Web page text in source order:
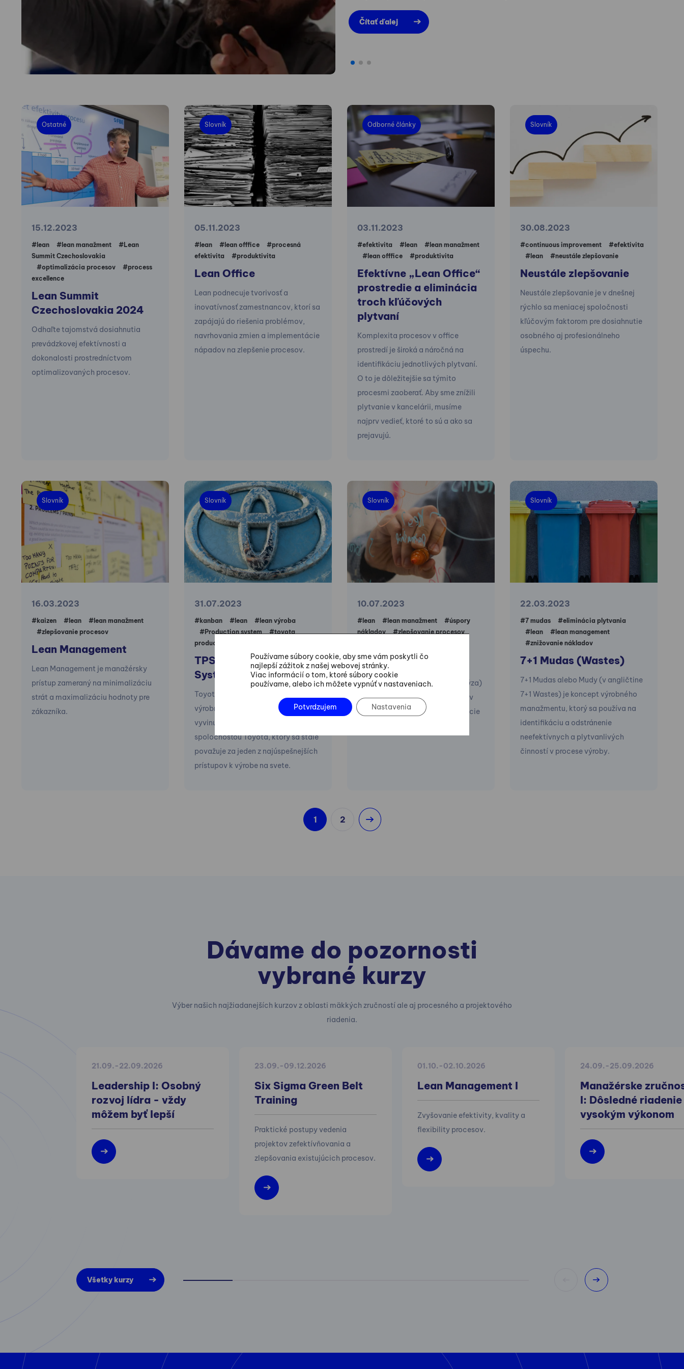
Čítať ďalej
Ostatné
15.12.2023
#lean #lean manažment
#Lean
Summit Czechoslovakia
#optimalizácia procesov
#process
excellence
Lean Summit
Czechoslovakia 2024
Odhaľte tajomstvá dosiahnutia
prevádzkovej efektívnosti a
dokonalosti prostredníctvom
optimalizovaných procesov.
Slovník
05.11.2023
#lean #lean offfice
#procesná
efektivita
#produktivita
Lean Office
Lean podnecuje tvorivosť a
inovatívnosť zamestnancov, ktorí sa
zapájajú do riešenia problémov,
navrhovania zmien a implementácie
nápadov na zlepšenie procesov.
Odborné články
03.11.2023
#efektivita #lean
#lean manažment
#lean offfice
#produktivita
Efektívne „Lean Office“
prostredie a eliminácia
troch kľúčových
plytvaní
Komplexita procesov v office
prostredí je široká a náročná na
identifikáciu jednotlivých plytvaní.
O to je dôležitejšie sa týmito
procesmi zaoberať. Aby sme znížili
plytvanie v kancelárii, musíme
najprv vedieť, ktoré to sú a ako sa
prejavujú.
Slovník
30.08.2023
#continuous improvement
#efektivita
#lean
#neustále zlepšovanie
Neustále zlepšovanie
Neustále zlepšovanie je v dnešnej
rýchlo sa meniacej spoločnosti
kľúčovým faktorom pre dosiahnutie
osobného aj profesionálneho
úspechu.
Slovník
16.03.2023
#kaizen #lean
#lean manažment
#zlepšovanie procesov
Lean Management
Lean Management je manažérsky
prístup zameraný na minimalizáciu
strát a maximalizáciu hodnoty pre
zákazníka.
Slovník
31.07.2023
#kanban #lean
#lean výroba
#Production system
#toyota
production system
TPS (Toyota Production
System)
Toyota Production System (TPS) je
výrobný a manažérsky systém
vyvinutý automobilovou
spoločnosťou Toyota, ktorý sa stále
považuje za jeden z najúspešnejších
prístupov k výrobe na svete.
Slovník
10.07.2023
#lean #lean manažment
#úspory
nákladov
#zlepšovanie procesov
(Value analysis)
Value Analysis (hodnotová analýza)
je metóda a technika používaná v
oblasti riadenia hodnoty a inovácie
Slovník
22.03.2023
#7 mudas
#eliminácia plytvania
#lean
#lean management
#znižovanie nákladov
7+1 Mudas (Wastes)
7+1 Mudas alebo Mudy (v angličtine
7+1 Wastes) je koncept výrobného
manažmentu, ktorý sa používa na
identifikáciu a odstránenie
neefektívnych a plytvanlivých
činností v procese výroby.
1 2
Dávame do pozornosti
vybrané kurzy
Výber našich najžiadanejších kurzov z oblasti mäkkých zručností ale aj procesného a projektového
riadenia.
21.09.-22.09.2026
Leadership I: Osobný
rozvoj lídra - vždy
môžem byť lepší
23.09.-09.12.2026
Six Sigma Green Belt
Training
Praktické postupy vedenia
projektov zefektívňovania a
zlepšovania existujúcich procesov.
01.10.-02.10.2026
Lean Management I
Zvyšovanie efektivity, kvality a
flexibility procesov.
24.09.-25.09.2026
Manažérske
I: Dôsledné riadenie
vysokým výkonom
Všetky kurzy
Používame súbory cookie, aby sme vám poskytli čo
najlepší zážitok z našej webovej stránky.
Viac informácií o tom, ktoré súbory cookie
používame, alebo ich môžete vypnúť v nastaveniach.
Potvrdzujem Nastavenia